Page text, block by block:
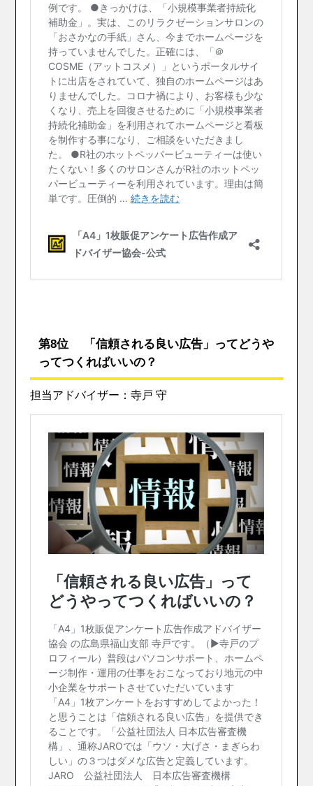
第8位 「信頼される良い広告」ってどうや
ってつくればいいの？
担当アドバイザー：寺戸 守